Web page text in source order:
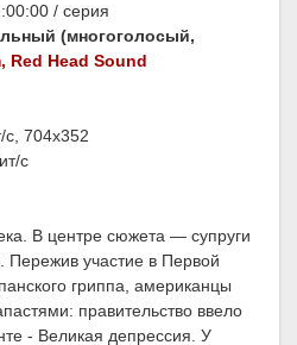
/ серия
(многоголосый,
Red Head Sound
с, 704x352
с
В центре сюжета — супруги
Пережив участие в Первой
гриппа, американцы
правительство ввело
- Великая депрессия. У